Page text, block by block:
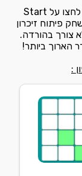
משחק סיימון אונליין במחשב ובטלפון בחינם! לחצו על Start
פיתוח זיכרון
צורך בהורדה.
הארוך ביותר!
: